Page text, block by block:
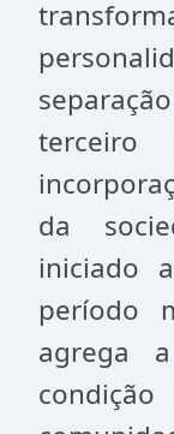
da
iniciado
período
agrega